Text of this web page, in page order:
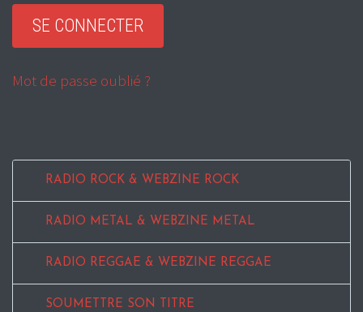
Mot de passe oublié ?
RADIO ROCK & WEBZINE ROCK
RADIO METAL & WEBZINE METAL
RADIO REGGAE & WEBZINE REGGAE
SOUMETTRE SON TITRE